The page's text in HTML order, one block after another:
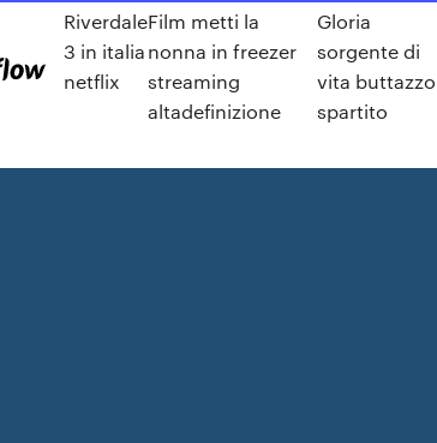
Riverdale
3 in italia
netflix
Film metti la
nonna in freezer
streaming
altadefinizione
Gloria
sorgente di
vita buttazzo
spartito